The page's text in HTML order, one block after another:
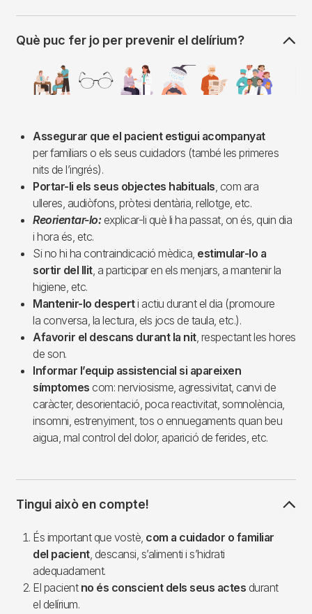
Què puc fer jo per prevenir el delírium?
Imagen
Assegurar que el pacient estigui acompanyat
per familiars o els seus cuidadors (també les primeres
nits de l’ingrés).
Portar-li els seus objectes habituals , com ara
ulleres, audiòfons, pròtesi dentària, rellotge, etc.
Reorientar-lo:explicar-li què li ha passat, on és, quin dia
i hora és, etc.
Si no hi ha contraindicació mèdica, estimular-lo a
sortir del llit, a participar en els menjars, a mantenir la
higiene, etc.
Mantenir-lo desperti actiu durant el dia (promoure
la conversa, la lectura, els jocs de taula, etc.).
Afavorir el descans durant la nit, respectant les hores
de son.
Informar l’equip assistencial si apareixen
símptomes com: nerviosisme, agressivitat, canvi de
caràcter, desorientació, poca reactivitat, somnolència,
insomni, estrenyiment, tos o ennuegaments quan beu
aigua, mal control del dolor, aparició de ferides, etc.
Tingui això en compte!
És important que vostè, com a cuidador o familiar
del pacient, descansi, s’alimenti i s’hidrati
adequadament.
El pacientno és conscient dels seus actes durant
el delírium.